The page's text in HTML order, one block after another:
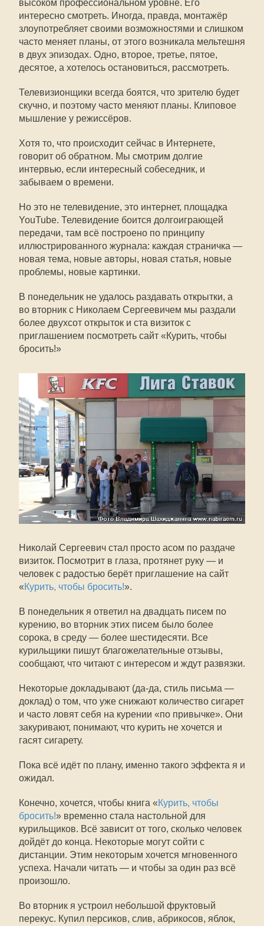
высоком профессиональном уровне. Его
интересно смотреть. Иногда, правда, монтажёр
злоупотребляет своими возможностями и слишком
часто меняет планы, от этого возникала мельтешня
в двух эпизодах. Одно, второе, третье, пятое,
десятое, а хотелось остановиться, рассмотреть.
Телевизионщики всегда боятся, что зрителю будет
скучно, и поэтому часто меняют планы. Клиповое
мышление у режиссёров.
Хотя то, что происходит сейчас в Интернете,
говорит об обратном. Мы смотрим долгие
интервью, если интересный собеседник, и
забываем о времени.
Но это не телевидение, это интернет, площадка
YouTube. Телевидение боится долгоиграющей
передачи, там всё построено по принципу
иллюстрированного журнала: каждая страничка —
новая тема, новые авторы, новая статья, новые
проблемы, новые картинки.
В понедельник не удалось раздавать открытки, а
во вторник с Николаем Сергеевичем мы раздали
более двухсот открыток и ста визиток с
приглашением посмотреть сайт «Курить, чтобы
бросить!»
Николай Сергеевич стал просто асом по раздаче
визиток. Посмотрит в глаза, протянет руку — и
человек с радостью берёт приглашение на сайт
«Курить, чтобы бросить!».
В понедельник я ответил на двадцать писем по
курению, во вторник этих писем было более
сорока, в среду — более шестидесяти. Все
курильщики пишут благожелательные отзывы,
сообщают, что читают с интересом и ждут развязки.
Некоторые докладывают (да-да, стиль письма —
доклад) о том, что уже снижают количество сигарет
и часто ловят себя на курении «по привычке». Они
закуривают, понимают, что курить не хочется и
гасят сигарету.
Пока всё идёт по плану, именно такого эффекта я и
ожидал.
Конечно, хочется, чтобы книга «Курить, чтобы
бросить!» временно стала настольной для
курильщиков. Всё зависит от того, сколько человек
дойдёт до конца. Некоторые могут сойти с
дистанции. Этим некоторым хочется мгновенного
успеха. Начали читать — и чтобы за один раз всё
произошло.
Во вторник я устроил небольшой фруктовый
перекус. Купил персиков, слив, абрикосов, яблок,